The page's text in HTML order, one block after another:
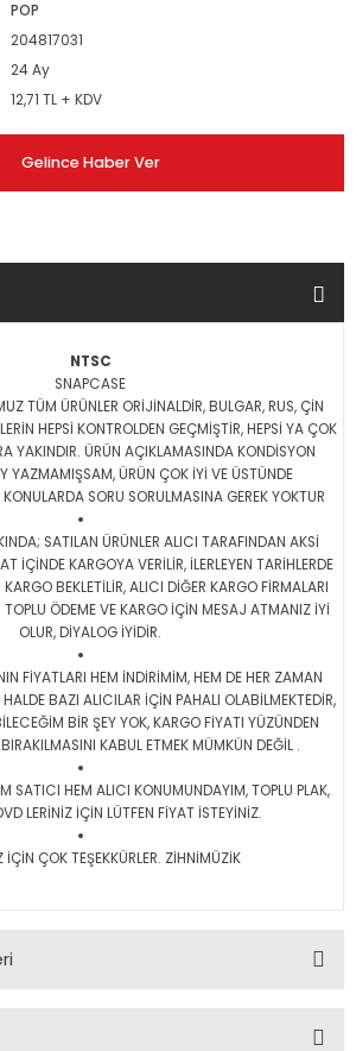
POP
204817031
24 Ay
12,71 TL + KDV
Gelince Haber Ver
NTSC
SNAPCASE
TÜM ÜRÜNLER ORİJİNALDİR, BULGAR, RUS, ÇİN
HEPSİ KONTROLDEN GEÇMİŞTİR, HEPSİ YA ÇOK
YAKINDIR. ÜRÜN AÇIKLAMASINDA KONDİSYON
YAZMAMIŞSAM, ÜRÜN ÇOK İYİ VE ÜSTÜNDE
SORU SORULMASINA GEREK YOKTUR
SATILAN ÜRÜNLER ALICI TARAFINDAN AKSİ
İÇİNDE KARGOYA VERİLİR, İLERLEYEN TARİHLERDE
BEKLETİLİR, ALICI DİĞER KARGO FİRMALARI
TOPLU ÖDEME VE KARGO İÇİN MESAJ ATMANIZ İYİ
OLUR, DİYALOG İYİDİR.
FİYATLARI HEM İNDİRİMİM, HEM DE HER ZAMAN
BAZI ALICILAR İÇİN PAHALI OLABİLMEKTEDİR,
BİR ŞEY YOK, KARGO FİYATI YÜZÜNDEN
KABUL ETMEK MÜMKÜN DEĞİL .
SATICI HEM ALICI KONUMUNDAYIM, TOPLU PLAK,
LERİNİZ İÇİN LÜTFEN FİYAT İSTEYİNİZ.
İÇİN ÇOK TEŞEKKÜRLER. ZİHNİMÜZİK